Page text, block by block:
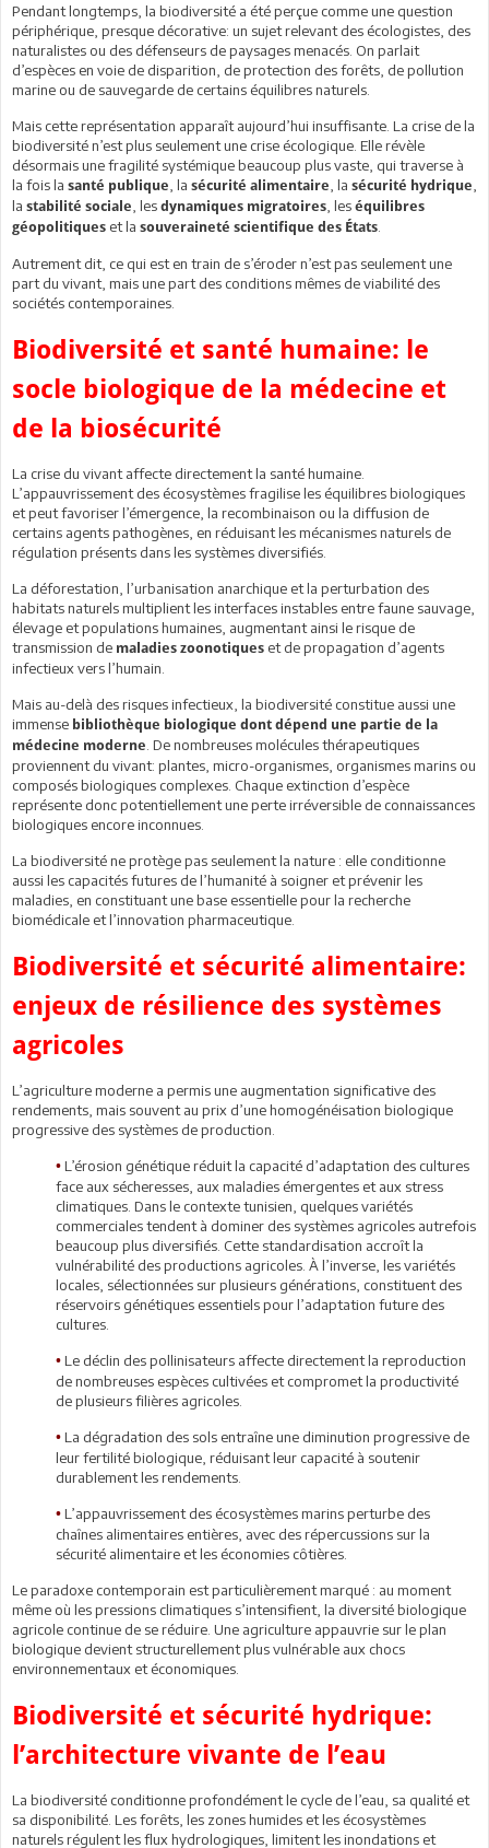
Pendant longtemps, la biodiversité a été perçue comme une question
périphérique, presque décorative: un sujet relevant des écologistes, des
naturalistes ou des défenseurs de paysages menacés. On parlait
d’espèces en voie de disparition, de protection des forêts, de pollution
marine ou de sauvegarde de certains équilibres naturels.
Mais cette représentation apparaît aujourd’hui insuffisante. La crise de la
biodiversité n’est plus seulement une crise écologique. Elle révèle
désormais une fragilité systémique beaucoup plus vaste, qui traverse à
la fois la santé publique , la sécurité alimentaire , la sécurité hydrique
la stabilité sociale , les dynamiques migratoires , les équilibres
géopolitiques et la souveraineté scientifique des États
Autrement dit, ce qui est en train de s’éroder n’est pas seulement une
part du vivant, mais une part des conditions mêmes de viabilité des
sociétés contemporaines.
Biodiversité et santé humaine: le
socle biologique de la médecine et
de la biosécurité
La crise du vivant affecte directement la santé humaine.
L’appauvrissement des écosystèmes fragilise les équilibres biologiques
et peut favoriser l’émergence, la recombinaison ou la diffusion de
certains agents pathogènes, en réduisant les mécanismes naturels de
régulation présents dans les systèmes diversifiés.
La déforestation, l’urbanisation anarchique et la perturbation des
habitats naturels multiplient les interfaces instables entre faune sauvage,
élevage et populations humaines, augmentant ainsi le risque de
transmission de maladies zoonotiques et de propagation d’agents
infectieux vers l’humain.
Mais au-delà des risques infectieux, la biodiversité constitue aussi une
immense bibliothèque biologique dont dépend une partie de la
médecine moderne . De nombreuses molécules thérapeutiques
proviennent du vivant: plantes, micro-organismes, organismes marins ou
composés biologiques complexes. Chaque extinction d’espèce
représente donc potentiellement une perte irréversible de connaissances
biologiques encore inconnues.
La biodiversité ne protège pas seulement la nature : elle conditionne
aussi les capacités futures de l’humanité à soigner et prévenir les
maladies, en constituant une base essentielle pour la recherche
biomédicale et l’innovation pharmaceutique.
Biodiversité et sécurité alimentaire:
enjeux de résilience des systèmes
agricoles
L’agriculture moderne a permis une augmentation significative des
rendements, mais souvent au prix d’une homogénéisation biologique
progressive des systèmes de production.
• L’érosion génétique réduit la capacité d’adaptation des cultures
face aux sécheresses, aux maladies émergentes et aux stress
climatiques. Dans le contexte tunisien, quelques variétés
commerciales tendent à dominer des systèmes agricoles autrefois
beaucoup plus diversifiés. Cette standardisation accroît la
vulnérabilité des productions agricoles. À l’inverse, les variétés
locales, sélectionnées sur plusieurs générations, constituent des
réservoirs génétiques essentiels pour l’adaptation future des
cultures.
• Le déclin des pollinisateurs affecte directement la reproduction
de nombreuses espèces cultivées et compromet la productivité
de plusieurs filières agricoles.
• La dégradation des sols entraîne une diminution progressive de
leur fertilité biologique, réduisant leur capacité à soutenir
durablement les rendements.
• L’appauvrissement des écosystèmes marins perturbe des
chaînes alimentaires entières, avec des répercussions sur la
sécurité alimentaire et les économies côtières.
Le paradoxe contemporain est particulièrement marqué : au moment
même où les pressions climatiques s’intensifient, la diversité biologique
agricole continue de se réduire. Une agriculture appauvrie sur le plan
biologique devient structurellement plus vulnérable aux chocs
environnementaux et économiques.
Biodiversité et sécurité hydrique:
l’architecture vivante de l’eau
La biodiversité conditionne profondément le cycle de l’eau, sa qualité et
sa disponibilité. Les forêts, les zones humides et les écosystèmes
naturels régulent les flux hydrologiques, limitent les inondations et